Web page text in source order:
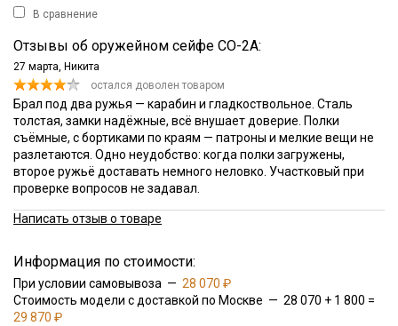
В сравнение
Отзывы об оружейном сейфе СО-2A:
27 марта, Никита
остался доволен товаром
Брал под два ружья — карабин и гладкоствольное. Сталь
толстая, замки надёжные, всё внушает доверие. Полки
съёмные, с бортиками по краям — патроны и мелкие вещи не
разлетаются. Одно неудобство: когда полки загружены,
второе ружьё доставать немного неловко. Участковый при
проверке вопросов не задавал.
Написать отзыв о товаре
Информация по стоимости:
При условии самовывоза — 28 070 ₽
Стоимость модели с доставкой по Москве — 28 070 + 1 800 =
29 870 ₽